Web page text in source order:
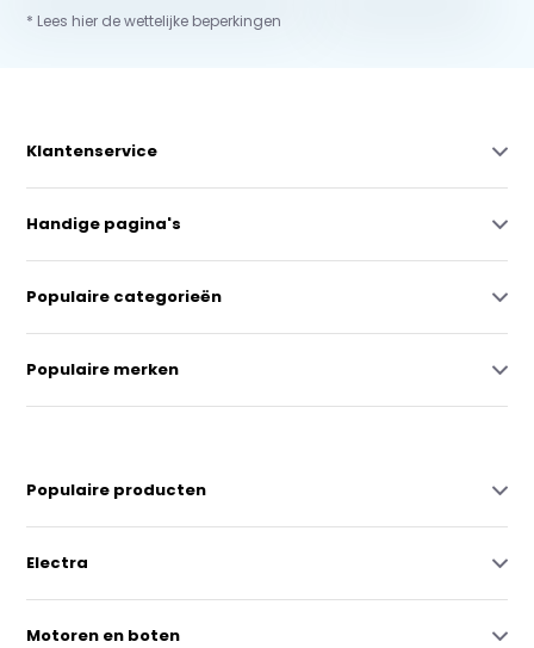
* Lees hier de wettelijke beperkingen
Klantenservice
Handige pagina's
Populaire categorieën
Populaire merken
Populaire producten
Electra
Motoren en boten